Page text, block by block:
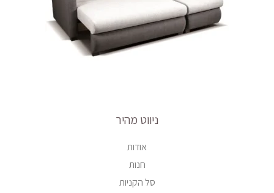
ניווט מהיר
אודות
חנות
סל הקניות